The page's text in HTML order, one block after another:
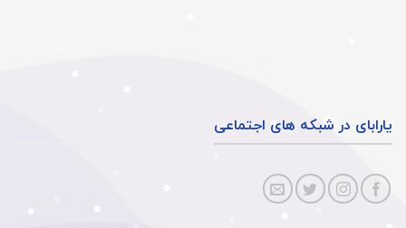
یارابای در شبکه های اجتماعی